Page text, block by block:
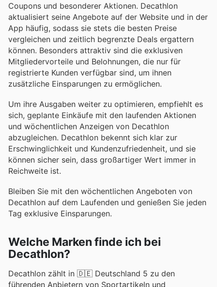
Coupons und besonderer Aktionen. Decathlon
aktualisiert seine Angebote auf der Website und in der
App häufig, sodass sie stets die besten Preise
vergleichen und zeitlich begrenzte Deals ergattern
können. Besonders attraktiv sind die exklusiven
Mitgliedervorteile und Belohnungen, die nur für
registrierte Kunden verfügbar sind, um ihnen
zusätzliche Einsparungen zu ermöglichen.
Um ihre Ausgaben weiter zu optimieren, empfiehlt es
sich, geplante Einkäufe mit den laufenden Aktionen
und wöchentlichen Anzeigen von Decathlon
abzugleichen. Decathlon bekennt sich klar zur
Erschwinglichkeit und Kundenzufriedenheit, und sie
können sicher sein, dass großartiger Wert immer in
Reichweite ist.
Bleiben Sie mit den wöchentlichen Angeboten von
Decathlon auf dem Laufenden und genießen Sie jeden
Tag exklusive Einsparungen.
Welche Marken finde ich bei
Decathlon?
Decathlon zählt in 🇩🇪 Deutschland 5 zu den
führenden Anbietern von Sportartikeln und